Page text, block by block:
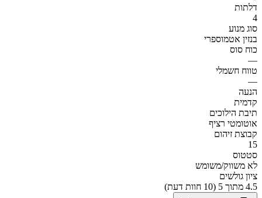
דלתות
4
סוג מנוע
בנזין אטמוספרי
כוח סוס
—
טווח חשמלי
—
הנעה
קדמית
תיבת הילוכים
אוטומטי רציף
קבוצת זיהום
15
סטטוס
לא משווק/משומש
ציון גולשים
4.5 מתוך 5 (10 חוות דעת)